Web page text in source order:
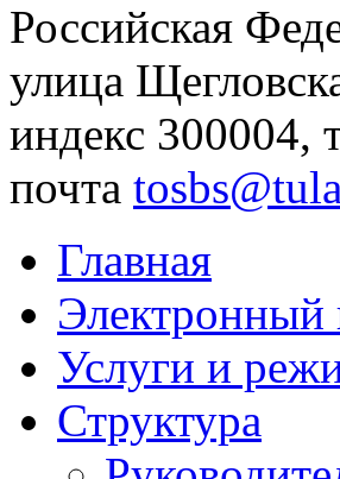
Российская
улица
индекс 300004,
почта
Главная
Электронный
Услуги и
Структура